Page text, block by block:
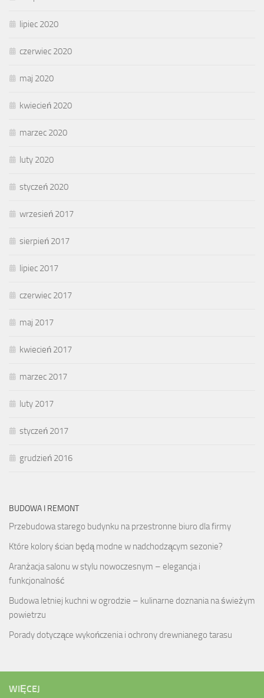
lipiec 2020
czerwiec 2020
maj 2020
kwiecień 2020
marzec 2020
luty 2020
styczeń 2020
wrzesień 2017
sierpień 2017
lipiec 2017
czerwiec 2017
maj 2017
kwiecień 2017
marzec 2017
luty 2017
styczeń 2017
grudzień 2016
BUDOWA I REMONT
Przebudowa starego budynku na przestronne biuro dla firmy
Które kolory ścian będą modne w nadchodzącym sezonie?
Aranżacja salonu w stylu nowoczesnym – elegancja i
funkcjonalność
Budowa letniej kuchni w ogrodzie – kulinarne doznania na świeżym
powietrzu
Porady dotyczące wykończenia i ochrony drewnianego tarasu
WIĘCEJ